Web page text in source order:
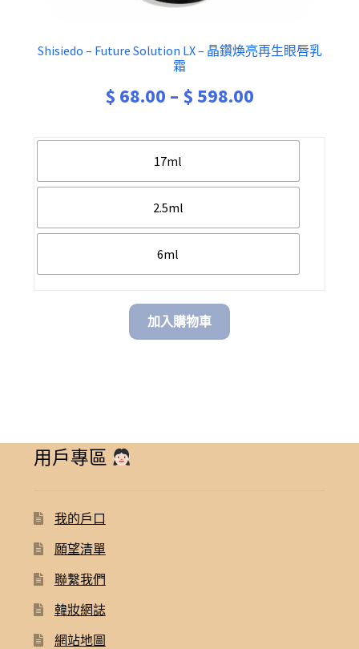
Shisiedo – Future Solution LX – 晶鑽煥亮再生眼唇乳
霜
$ 68.00 – $598.00
17ml
2.5ml
6ml
加入購物車
用戶專區
我的戶口
願望清單
聯繫我們
韓妝網誌
網站地圖